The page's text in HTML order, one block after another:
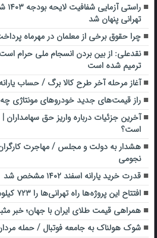
تهرانی پنهان شد
چرا حقوق برخی از معلمان در مهرماه
نقدعلی: از بین بردن انسجام ملی حرام
ترمیم شده است
آغاز مرحله آخر طرح کالا برگ / حساب
راز قیمت‌های جدید خودروهای مونتاژی چه
است؟
هشدار به دولت و مجلس / مهاجرت کارگران
نجومی
قدرت خرید یارانه اسفند ۱۴۰۲ مشخص شد
افتتاح این پروژه‌ها راه تهرانی‌ها را ۷۲۳ کیلومتر کوتاه‌تر می‌کند
همراهی قیمت طلای ایران با جهان؛ خبر
شوک هولناک به جامعه فوتبال / حمله